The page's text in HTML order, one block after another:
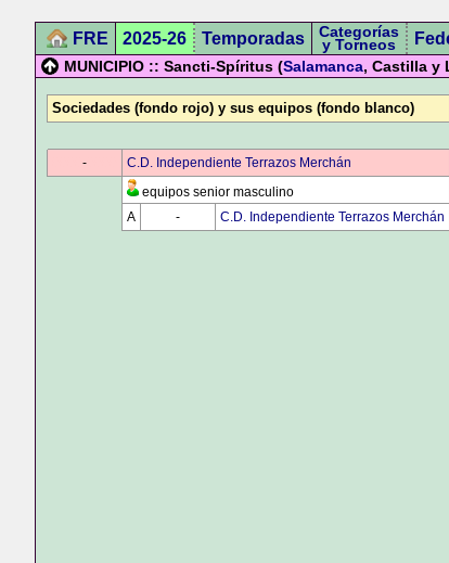
FRE 2025-26 Temporadas Categorías
y Torneos
MUNICIPIO :: Sancti-Spíritus (Salamanca, Castilla y
Sociedades (fondo rojo) y sus equipos (fondo blanco)
-
C.D. Independiente Terrazos Merchán
equipos senior masculino
A
- C.D. Independiente Terrazos Merchán